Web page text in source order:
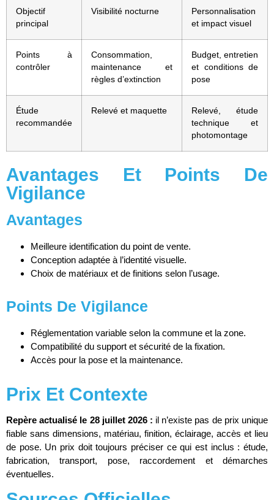
Objectif
principal
Visibilité nocturne
Personnalisation
et impact visuel
Points à
contrôler
Consommation,
maintenance et
règles d’extinction
Budget, entretien
et conditions de
pose
Étude
recommandée
Relevé et maquette
Relevé, étude
technique et
photomontage
Avantages Et Points De
Vigilance
Avantages
Meilleure identification du point de vente.
Conception adaptée à l’identité visuelle.
Choix de matériaux et de finitions selon l’usage.
Points De Vigilance
Réglementation variable selon la commune et la zone.
Compatibilité du support et sécurité de la fixation.
Accès pour la pose et la maintenance.
Prix Et Contexte
Repère actualisé le 28 juillet 2026 : il n’existe pas de prix unique
fiable sans dimensions, matériau, finition, éclairage, accès et lieu
de pose. Un prix doit toujours préciser ce qui est inclus : étude,
fabrication, transport, pose, raccordement et démarches
éventuelles.